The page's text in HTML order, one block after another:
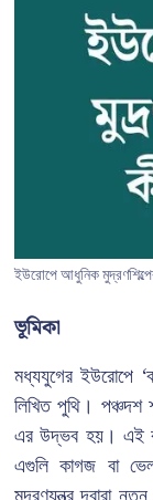
ইউরোপে আধুনিক
ভূমিকা
মধ্যযুগের ইউরোপে
লিখিত পুথি। পঞ্চদশ
এর উদ্ভব হয়। এই
এগুলি কাগজ বা